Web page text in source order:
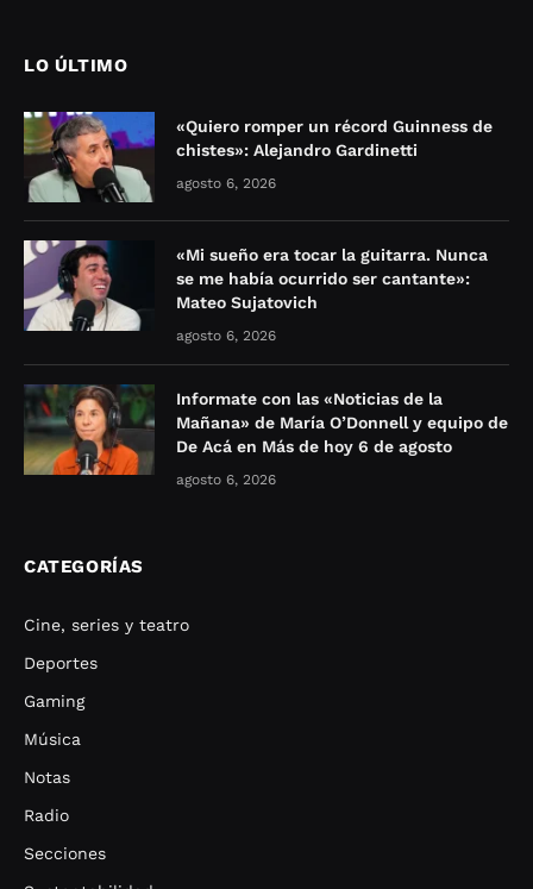
LO ÚLTIMO
«Quiero romper un récord Guinness de
chistes»: Alejandro Gardinetti
agosto 6, 2026
«Mi sueño era tocar la guitarra. Nunca
se me había ocurrido ser cantante»:
Mateo Sujatovich
agosto 6, 2026
Informate con las «Noticias de la
Mañana» de María O’Donnell y equipo de
De Acá en Más de hoy 6 de agosto
agosto 6, 2026
CATEGORÍAS
Cine, series y teatro
Deportes
Gaming
Música
Notas
Radio
Secciones